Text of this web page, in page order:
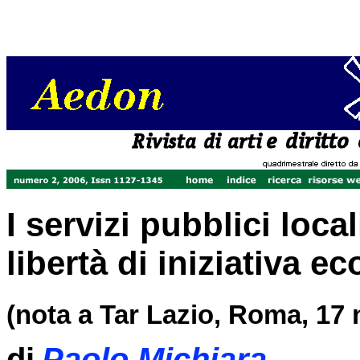
I servizi pubblici
libertà di iniziativa
(nota a Tar Lazio, Roma, 17